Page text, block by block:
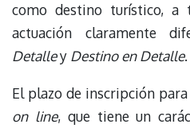
como destino turístico, a
actuación claramente
Detalley Destino en Detalle.
El plazo de inscripción
on line, que tiene un